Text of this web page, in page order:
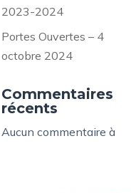
2023-2024
Portes Ouvertes – 4
octobre 2024
Commentaires
récents
Aucun commentaire à